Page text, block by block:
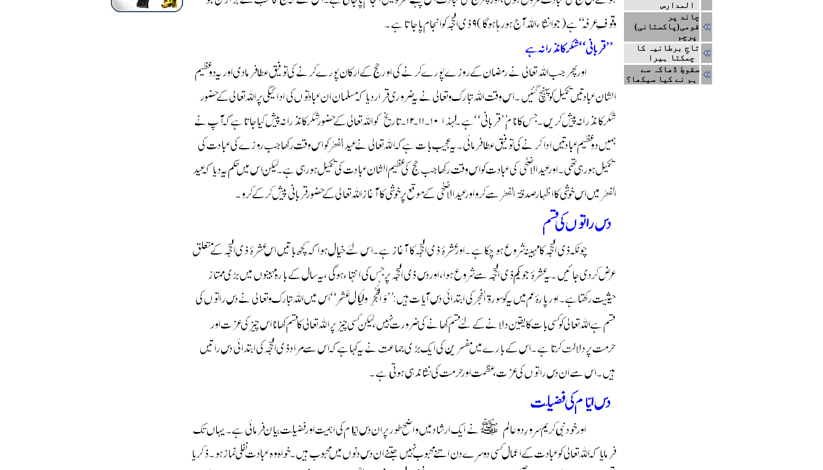
چاند پر
قومی(پاکستانی)
پرچم
تاجِ برطانیہ کا
چمکتا ہیرا
سقوطِ ڈھاکہ سے
ہم نے کیا سیکھا؟